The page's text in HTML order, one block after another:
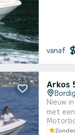
vanaf
Arkos
Nieuw
met
aan de